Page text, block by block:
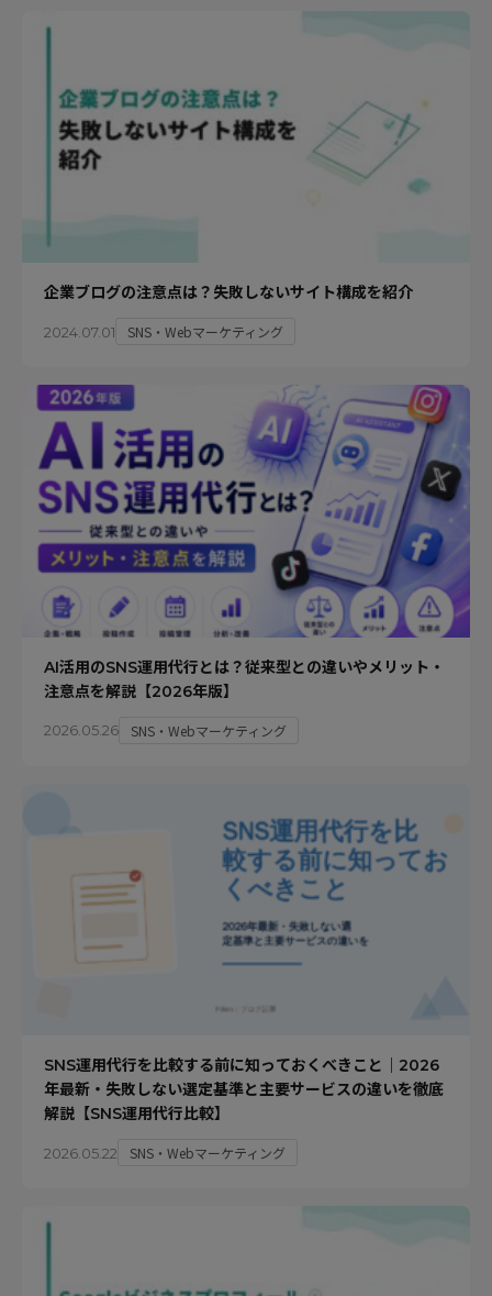
企業ブログの注意点は？失敗しないサイト構成を紹介
2024.07.01 SNS・Webマーケティング
AI活用のSNS運用代行とは？従来型との違いやメリット・
注意点を解説【2026年版】
2026.05.26 SNS・Webマーケティング
SNS運用代行を比較する前に知っておくべきこと｜2026
年最新・失敗しない選定基準と主要サービスの違いを徹底
解説【SNS運用代行比較】
2026.05.22 SNS・Webマーケティング